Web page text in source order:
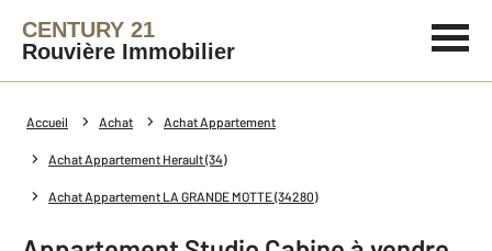
CENTURY 21
Rouvière Immobilier
Accueil Achat Achat Appartement
Achat Appartement Herault (34)
Achat Appartement LA GRANDE MOTTE (34280)